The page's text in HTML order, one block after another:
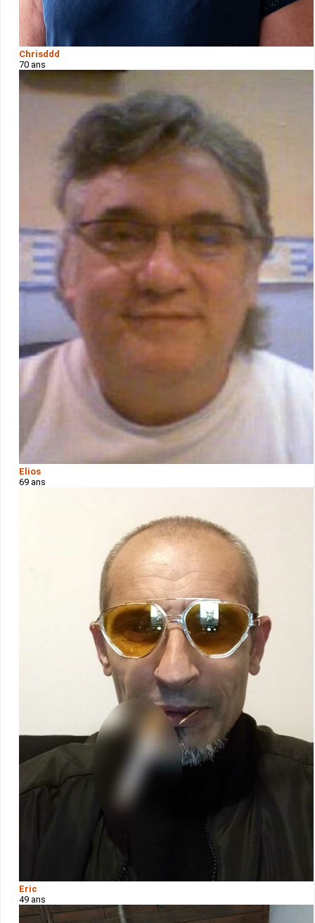
Chrisddd
70 ans
Elios
69 ans
Eric
49 ans